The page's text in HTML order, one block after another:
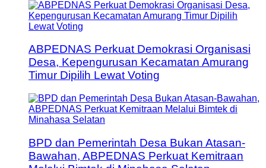
ABPEDNAS Perkuat Demokrasi Organisasi
Desa, Kepengurusan Kecamatan Amurang
Timur Dipilih Lewat Voting
BPD dan Pemerintah Desa Bukan Atasan-
Bawahan, ABPEDNAS Perkuat Kemitraan